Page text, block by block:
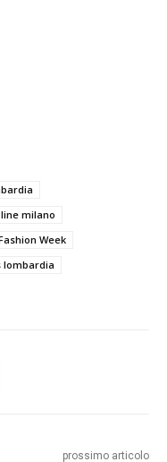
milano
Week
lombardia
prossimo articolo